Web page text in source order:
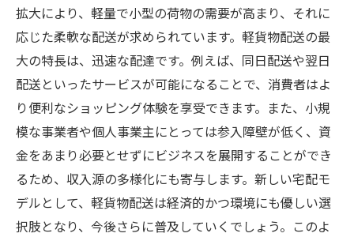
拡大により、軽量で小型の荷物の需要が高まり、それに
応じた柔軟な配送が求められています。軽貨物配送の最
大の特長は、迅速な配達です。例えば、同日配送や翌日
配送といったサービスが可能になることで、消費者はよ
り便利なショッピング体験を享受できます。また、小規
模な事業者や個人事業主にとっては参入障壁が低く、資
金をあまり必要とせずにビジネスを展開することができ
るため、収入源の多様化にも寄与します。新しい宅配モ
デルとして、軽貨物配送は経済的かつ環境にも優しい選
択肢となり、今後さらに普及していくでしょう。このよ